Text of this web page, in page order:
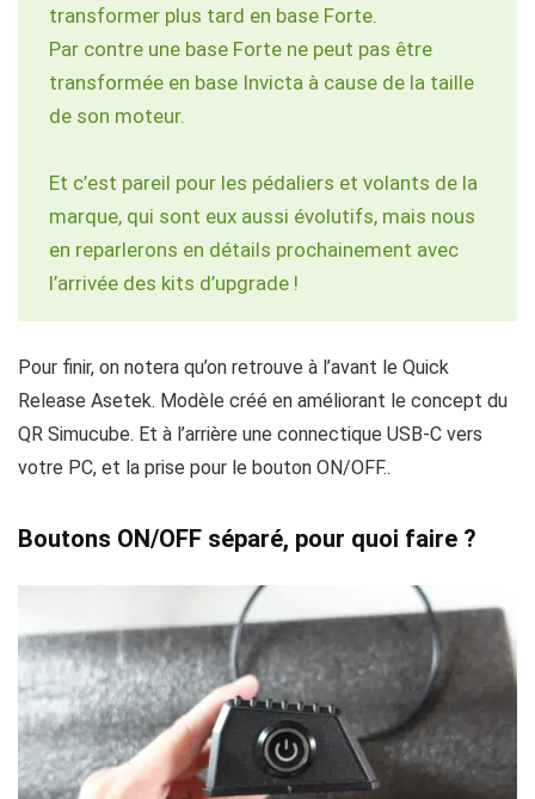
transformer plus tard en base Forte.
Par contre une base Forte ne peut pas être
transformée en base Invicta à cause de la taille
de son moteur.
Et c’est pareil pour les pédaliers et volants de la
marque, qui sont eux aussi évolutifs, mais nous
en reparlerons en détails prochainement avec
l’arrivée des kits d’upgrade !
Pour finir, on notera qu’on retrouve à l’avant le Quick
Release Asetek. Modèle créé en améliorant le concept du
QR Simucube. Et à l’arrière une connectique USB-C vers
votre PC, et la prise pour le bouton ON/OFF..
Boutons ON/OFF séparé, pour quoi faire ?